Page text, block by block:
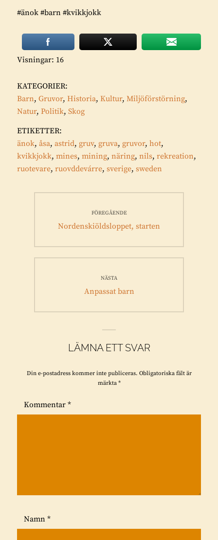
#änok #barn #kvikkjokk
Visningar: 16
KATEGORIER:
Barn, Gruvor, Historia, Kultur, Miljöförstörning,
Natur, Politik, Skog
ETIKETTER:
änok, åsa, astrid, gruv, gruva, gruvor, hot,
kvikkjokk, mines, mining, näring, nils, rekreation,
ruotevare, ruovddevárre, sverige, sweden
FÖREGÅENDE
Föregående
Nordenskiöldsloppet, starten
NÄSTA
Nästa
Anpassat barn
LÄMNA ETT SVAR
Din e-postadress kommer inte publiceras. Obligatoriska fält är
märkta *
Kommentar *
Namn *